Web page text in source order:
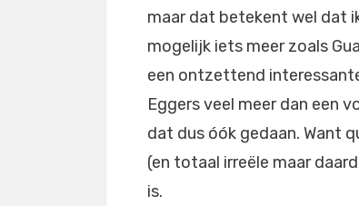
maar dat betekent wel dat
mogelijk iets meer zoals
een ontzettend
Eggers veel meer dan een
dat dus óók gedaan. Want
(en totaal irreële maar
is.